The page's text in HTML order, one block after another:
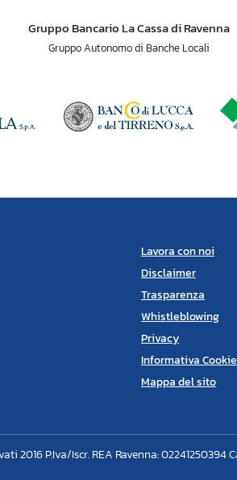
Gruppo Bancario La Cassa di Ravenna
Gruppo Autonomo di Banche Locali
Lavora con noi
Disclaimer
Trasparenza
Whistleblowing
Privacy
Informativa Cookie
Mappa del sito
2016 P.Iva/Iscr. REA Ravenna: 02241250394